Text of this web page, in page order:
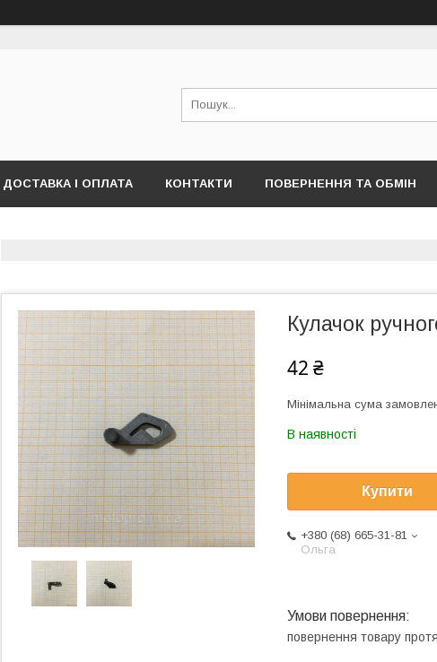
ДОСТАВКА І ОПЛАТА КОНТАКТИ ПОВЕРНЕННЯ ТА ОБМІН
Кулачок
42 ₴
Мінімальна сума
В наявності
Купити
+380 (68) 665-31-81
Ольга
повернення товару